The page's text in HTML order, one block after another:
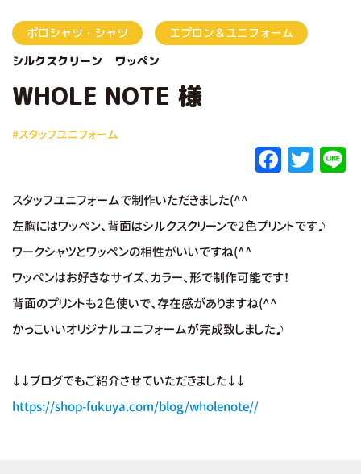
ポロシャツ・シャツ
エプロン＆ユニフォーム
シルクスクリーン
ワッペン
WHOLE NOTE 様
#スタッフユニフォーム
F
c
e
o
k
T
it
te
スタッフユニフォームで制作いただきました(^^
左胸にはワッペン、背面はシルクスクリーンで2色プリントです♪
ワークシャツとワッペンの相性がいいですね(^^
ワッペンはお好きなサイズ、カラー、形で制作可能です！
背面のプリントも2色使いで、存在感がありますね(^^
かっこいいオリジナルユニフォームが完成致しました♪
↓↓ブログでもご紹介させていただきました↓↓
https://shop-fukuya.com/blog/wholenote//